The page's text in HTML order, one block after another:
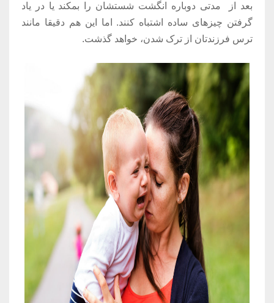
بعد از مدتی دوباره انگشت شستشان را بمکند یا در یاد
گرفتن چیزهای ساده اشتباه کنند. اما این هم دقیقا مانند
ترس فرزندتان از ترک شدن، خواهد گذشت.